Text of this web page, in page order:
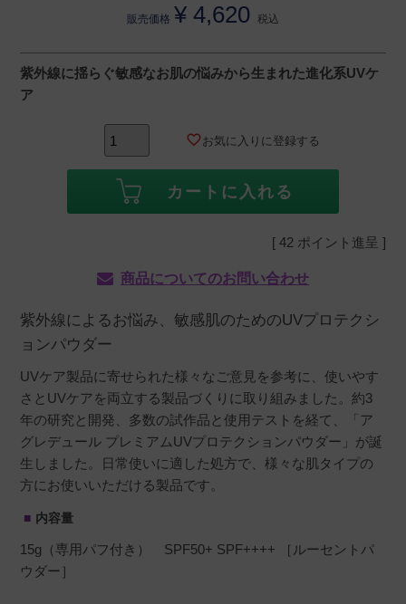
販売価格 ¥ 4,620 税込
紫外線に揺らぐ敏感なお肌の悩みから生まれた進化系UVケ
ア
お気に入りに登録する
カートに入れる
[ 42 ポイント進呈 ]
商品についてのお問い合わせ
紫外線によるお悩み、敏感肌のためのUVプロテクシ
ョンパウダー
UVケア製品に寄せられた様々なご意見を参考に、使いやす
さとUVケアを両立する製品づくりに取り組みました。約3
年の研究と開発、多数の試作品と使用テストを経て、「ア
グレデュール プレミアムUVプロテクションパウダー」が誕
生しました。日常使いに適した処方で、様々な肌タイプの
方にお使いいただける製品です。
内容量
15g（専用パフ付き） SPF50+ SPF++++ ［ルーセントパ
ウダー］